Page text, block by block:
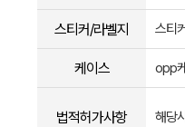
스티커/라벨지 스티
케이스 opp
법적허가사항 해당